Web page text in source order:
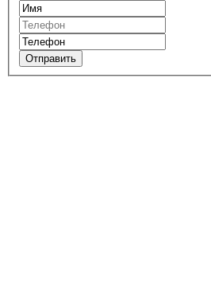
Отправить